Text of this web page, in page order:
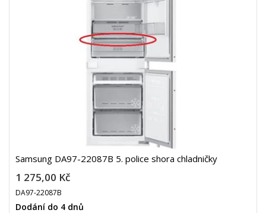
Samsung DA97-22087B 5. police shora chladničky
1 275,00 Kč
DA97-22087B
Dodání do 4 dnů